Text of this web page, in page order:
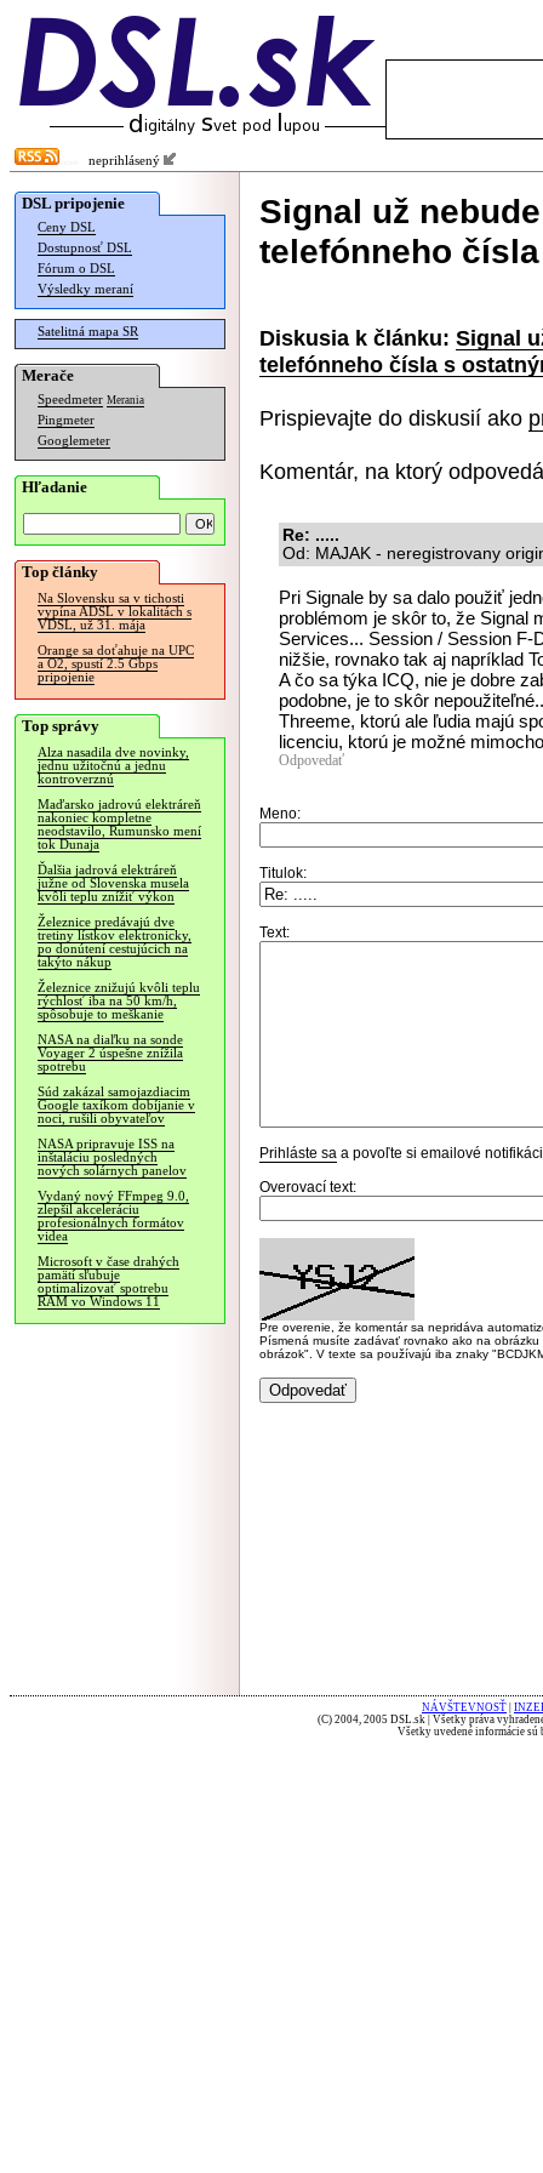
neprihlásený
DSL pripojenie
Ceny DSL
Dostupnosť DSL
Fórum o DSL
Výsledky meraní
Satelitná mapa SR
Merače
Speedmeter Merania
Pingmeter
Googlemeter
Hľadanie
Top články
Na Slovensku sa v tichosti
vypína ADSL v lokalitách s
VDSL, už 31. mája
Orange sa doťahuje na UPC
a O2, spustí 2.5 Gbps
pripojenie
Top správy
Alza nasadila dve novinky,
jednu užitočnú a jednu
kontroverznú
Maďarsko jadrovú elektráreň
nakoniec kompletne
neodstavilo, Rumunsko mení
tok Dunaja
Ďalšia jadrová elektráreň
južne od Slovenska musela
kvôli teplu znížiť výkon
Železnice predávajú dve
tretiny lístkov elektronicky,
po donútení cestujúcich na
takýto nákup
Železnice znižujú kvôli teplu
rýchlosť iba na 50 km/h,
spôsobuje to meškanie
NASA na diaľku na sonde
Voyager 2 úspešne znížila
spotrebu
Súd zakázal samojazdiacim
Google taxíkom dobíjanie v
noci, rušili obyvateľov
NASA pripravuje ISS na
inštaláciu posledných
nových solárnych panelov
Vydaný nový FFmpeg 9.0,
zlepšil akceleráciu
profesionálnych formátov
videa
Microsoft v čase drahých
pamätí sľubuje
optimalizovať spotrebu
RAM vo Windows 11
Signal už
telefónneho
Diskusia k článku: Signal
telefónneho čísla s
Prispievajte do diskusií ako
Komentár, na ktorý
Re: .....
Od: MAJAK - neregistrovany
Pri Signale by sa dalo použiť
problémom je skôr to, že Signal
Services... Session / Session F-
nižšie, rovnako tak aj napríklad
A čo sa týka ICQ, nie je dobre
podobne, je to skôr
Threeme, ktorú ale ľudia majú
licenciu, ktorú je možné
Odpovedať
Meno:
Titulok:
Text:
Prihláste sa a povoľte si emailové
Overovací text:
Pre overenie, že komentár sa nepridáva
Písmená musíte zadávať rovnako ako na
obrázok". V texte sa používajú iba znaky
NÁVŠTEVNOSŤ
(C) 2004, 2005 DSL.sk | Všetky práva
Všetky uvedené informácie sú